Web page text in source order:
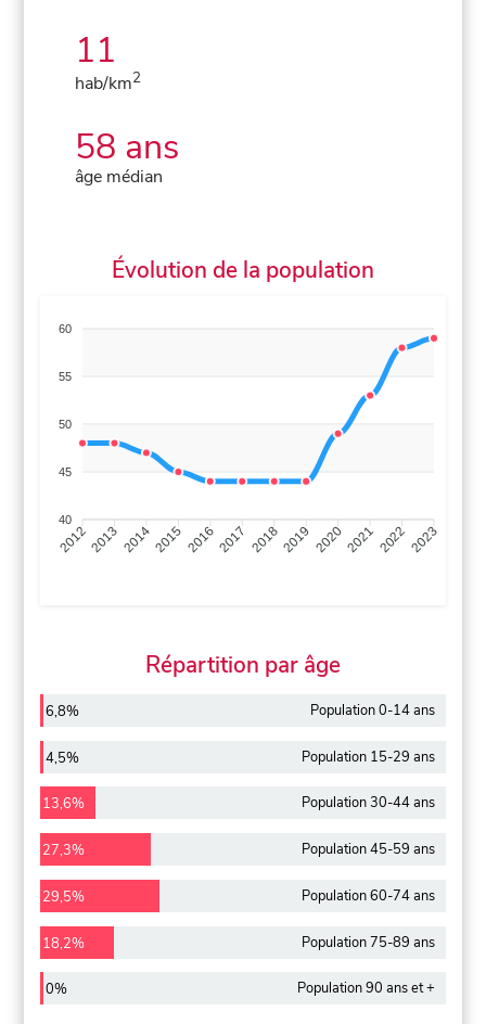
11
hab/km2
58 ans
âge médian
Évolution de la population
60
55
50
45
40
20122013 20142015 20162017 20182019 20202021 2022 2023
Répartition par âge
6,8% Population 0-14 ans
4,5% Population 15-29 ans
13,6% Population 30-44 ans
27,3% Population 45-59 ans
29,5% Population 60-74 ans
18,2% Population 75-89 ans
0% Population 90 ans et +